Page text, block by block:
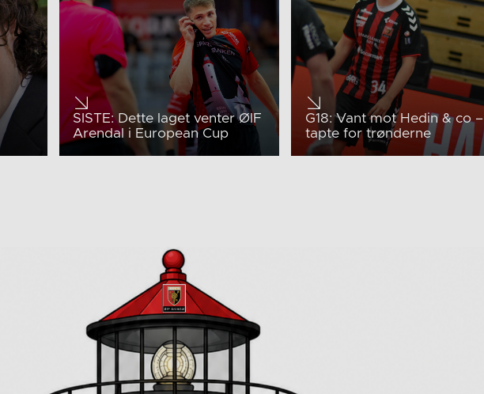
SISTE: Dette laget venter ØIF
Arendal i European Cup
G18: Vant mot Hedin & co –
tapte for trønderne